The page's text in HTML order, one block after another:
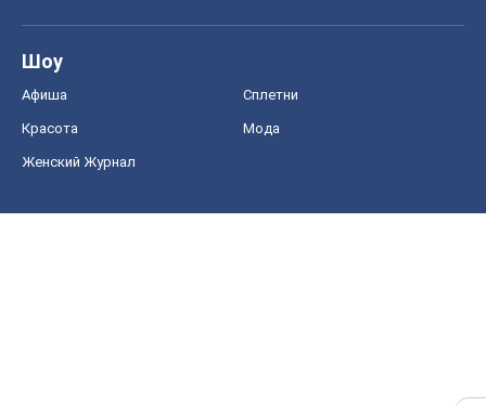
Шоу
Афиша Сплетни
Красота Мода
Женский Журнал